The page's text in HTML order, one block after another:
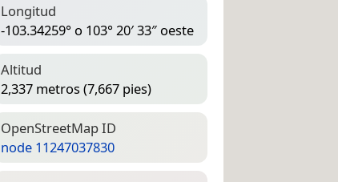
Longitud
-103.34259° o 103° 20′ 33″ oeste
Altitud
2,337 metros (7,667 pies)
Open­Street­Map ID
node 11247037830